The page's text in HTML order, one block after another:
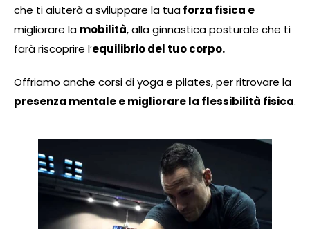
che ti aiuterà a sviluppare la tuaforza fisica e
migliorare la mobilità, alla ginnastica posturale che ti
farà riscoprire l’equilibrio del tuo corpo.
Offriamo anche corsi di yoga e pilates, per ritrovare la
presenza mentale e migliorare la flessibilità fisica.